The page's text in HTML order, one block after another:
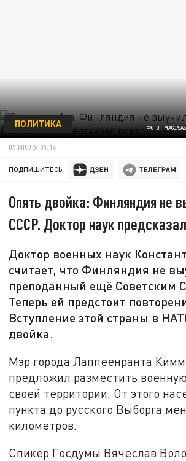
ФОТО: IMAGO/
ПОЛИТИКА
05 ИЮЛЯ 01:16
ПОДПИШИТЕСЬ:
Опять двойка: Финляндия не
СССР. Доктор наук
Доктор военных наук
считает, что Финляндия не
преподанный ещё Советским
Теперь ей предстоит
Вступление этой страны в
двойка.
Мэр города Лаппеенранта
предложил разместить
своей территории. От этого
пункта до русского Выборга
километров.
Спикер Госдумы Вячеслав